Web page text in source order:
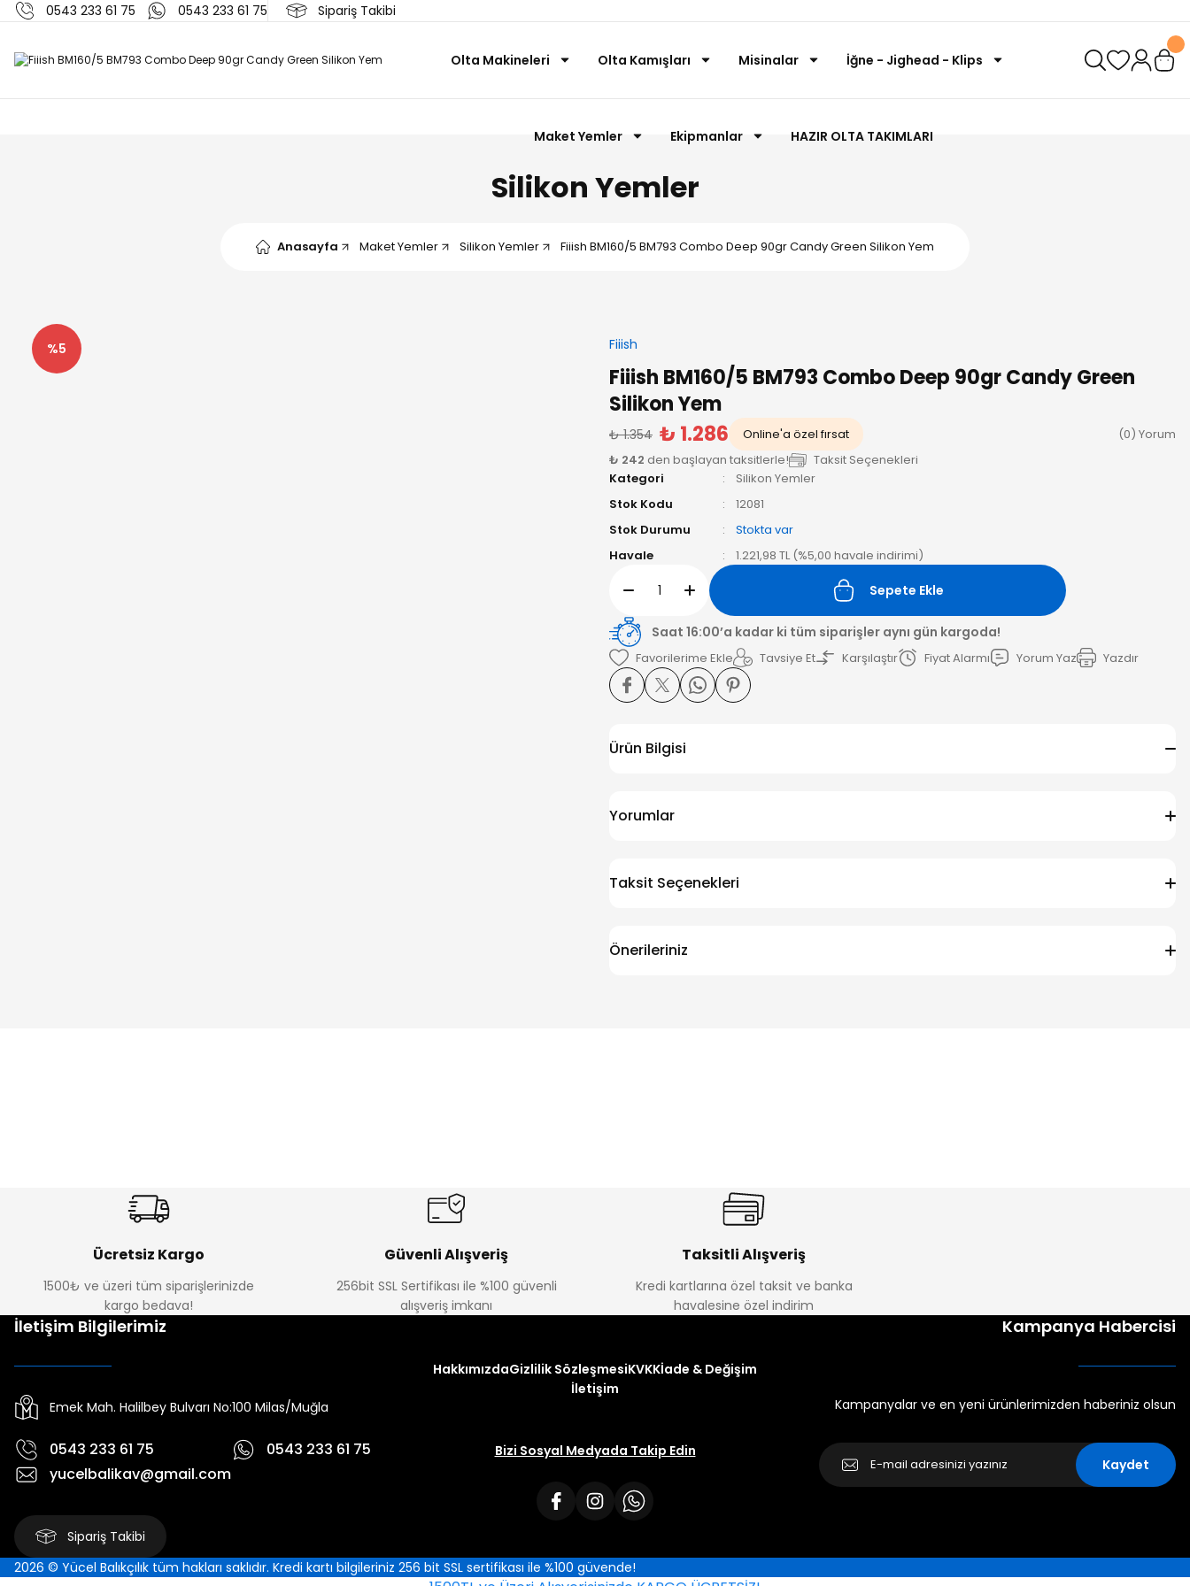
0543 233 61 75 0543 233 61 75 Sipariş Takibi
Olta Makineleri Olta Kamışları Misinalar İğne - Jighead - Klips
Maket Yemler Ekipmanlar HAZIR OLTA TAKIMLARI
Silikon Yemler
Anasayfa Maket Yemler Silikon Yemler Fiiish BM160/5 BM793 Combo Deep 90gr Candy Green Silikon Yem
%5 Fiiish
Fiiish BM160/5 BM793 Combo Deep 90gr Candy Green
Silikon Yem
₺ 1.354 ₺ 1.286 Online'a özel fırsat
(0) Yorum
₺ 242 den başlayan taksitlerle!
Taksit Seçenekleri
Kategori
Silikon Yemler
Stok Kodu
12081
Stok Durumu
Stokta var
Havale
1.221,98 TL (%5,00 havale indirimi)
Sepete Ekle
Saat 16:00’a kadar ki tüm siparişler aynı gün kargoda!
Tavsiye Et Karşılaştır Fiyat Alarmı Yorum Yaz Yazdır
Ürün Bilgisi
Yorumlar
Taksit Seçenekleri
Önerileriniz
Ücretsiz Kargo
1500₺ ve üzeri tüm siparişlerinizde
kargo bedava!
Güvenli Alışveriş
256bit SSL Sertifikası ile %100 güvenli
alışveriş imkanı
Taksitli Alışveriş
Kredi kartlarına özel taksit ve banka
havalesine özel indirim
İletişim Bilgilerimiz
Emek Mah. Halilbey Bulvarı No:100 Milas/Muğla
0543 233 61 75
0543 233 61 75
yucelbalikav@gmail.com
Sipariş Takibi
HakkımızdaGizlilik SözleşmesiKVKKİade & Değişim
İletişim
Bizi Sosyal Medyada Takip Edin
Kampanya Habercisi
Kampanyalar ve en yeni ürünlerimizden haberiniz olsun
Kaydet
2026 © Yücel Balıkçılık tüm hakları saklıdır. Kredi kartı bilgileriniz 256 bit SSL sertifikası ile %100 güvende!